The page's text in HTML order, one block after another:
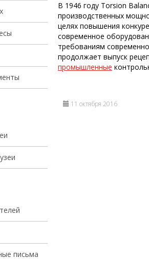
письма
В 1946 году Torsion
производственных
целях повышения
современное
требованиям
продолжает выпуск
промышленные
11 октября 2016